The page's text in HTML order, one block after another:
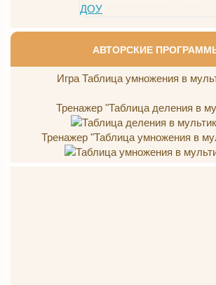
АВТОРСКИЕ
Игра Таблица умножения в
Тренажер "Таблица деления в
Тренажер "Таблица умножения в